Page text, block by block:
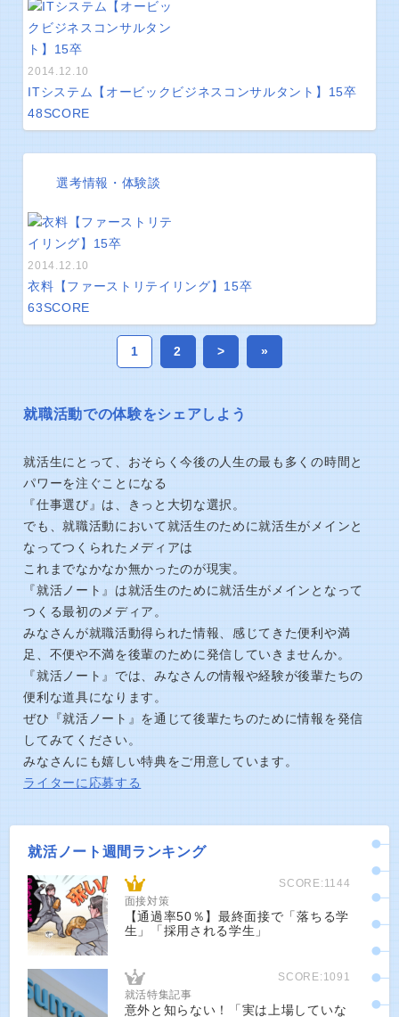
2014.12.10
ITシステム【オービックビジネスコンサルタント】15卒
48SCORE
選考情報・体験談
2014.12.10
衣料【ファーストリテイリング】15卒
63SCORE
1 2 > »
就職活動での体験をシェアしよう
就活生にとって、おそらく今後の人生の最も多くの時間と
パワーを注ぐことになる
『仕事選び』は、きっと大切な選択。
でも、就職活動において就活生のために就活生がメインと
なってつくられたメディアは
これまでなかなか無かったのが現実。
『就活ノート』は就活生のために就活生がメインとなって
つくる最初のメディア。
みなさんが就職活動得られた情報、感じてきた便利や満
足、不便や不満を後輩のために発信していきませんか。
『就活ノート』では、みなさんの情報や経験が後輩たちの
便利な道具になります。
ぜひ『就活ノート』を通じて後輩たちのために情報を発信
してみてください。
みなさんにも嬉しい特典をご用意しています。
ライターに応募する
就活ノート週間ランキング
SCORE:1144
面接対策
【通過率50％】最終面接で「落ちる学
生」「採用される学生」
SCORE:1091
就活特集記事
意外と知らない！「実は上場していな